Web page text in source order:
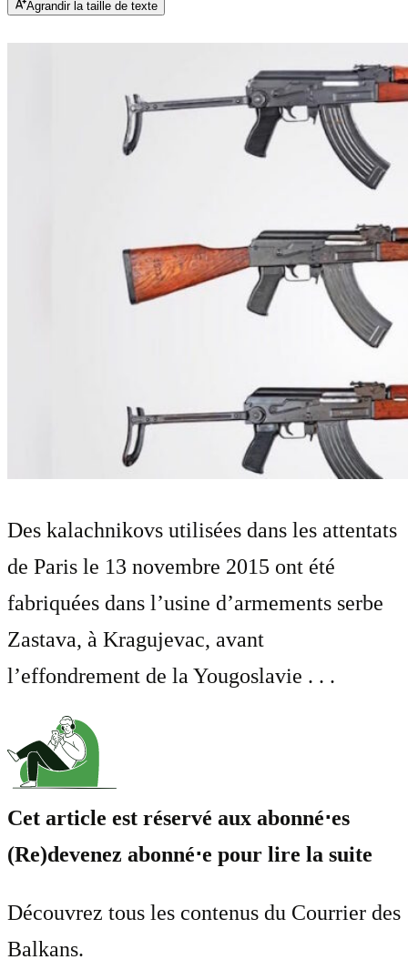
Agrandir la taille de texte
Des kalachnikovs utilisées dans les attentats
de Paris le 13 novembre 2015 ont été
fabriquées dans l’usine d’armements serbe
Zastava, à Kragujevac, avant
l’effondrement de la Yougoslavie . . .
Cet article est réservé aux abonné⋅es
(Re)devenez abonné⋅e pour lire la suite
Découvrez tous les contenus du Courrier des
Balkans.